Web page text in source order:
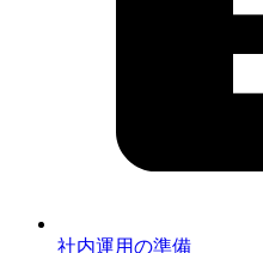
社内運用の準備